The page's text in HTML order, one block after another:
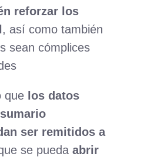
reforzar los
, así como también
sean cómplices
que los datos
ser remitidos a
se puedaabrir